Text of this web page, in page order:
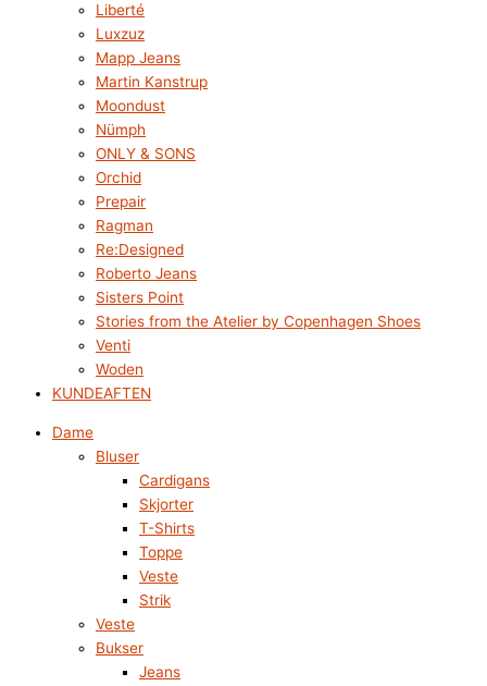
Liberté
Luxzuz
Mapp Jeans
Martin Kanstrup
Moondust
Nümph
ONLY & SONS
Orchid
Prepair
Ragman
Re:Designed
Roberto Jeans
Sisters Point
Stories from the Atelier by Copenhagen Shoes
Venti
Woden
KUNDEAFTEN
Dame
Bluser
Cardigans
Skjorter
T-Shirts
Toppe
Veste
Strik
Veste
Bukser
Jeans